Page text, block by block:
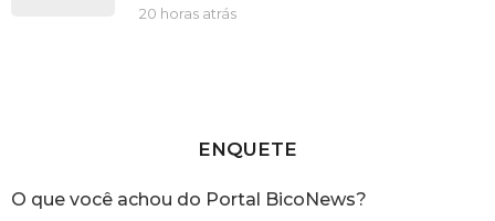
20 horas atrás2
s
a
r
ENQUETE
O que você achou do Portal BicoNews?